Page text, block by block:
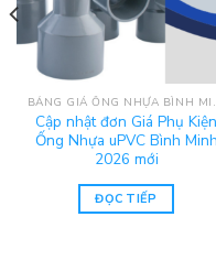
BẢNG GIÁ
Cập nhật đơn Giá Phụ Kiện
Ống Nhựa uPVC Bình Minh
2026 mới
ĐỌC TIẾP